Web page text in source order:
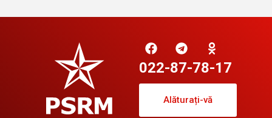
022-87-78-17
Alăturați-vă